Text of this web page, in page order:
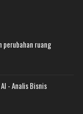
ruang
- Analis Bisnis